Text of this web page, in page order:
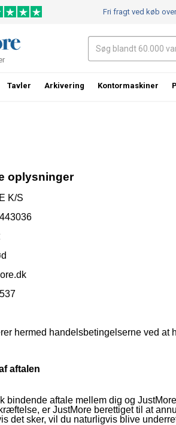
oplysninger
K/S
hermed handelsbetingelserne ved at
aftalen
bindende aftale mellem dig og
er JustMore berettiget til at
det sker, vil du naturligvis blive
Fri fragt ved køb
Tavler Arkivering Kontormaskiner